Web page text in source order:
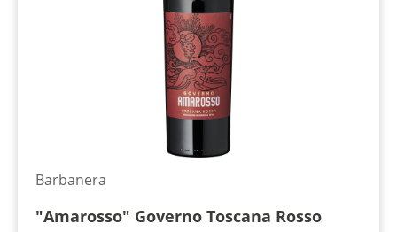
Barbanera
"Amarosso" Governo Toscana Rosso